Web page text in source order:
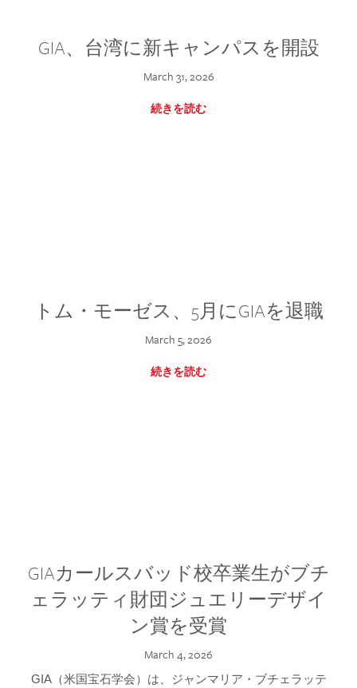
GIA、台湾に新キャンパスを開設
March 31, 2026
続きを読む
トム・モーゼス、5月にGIAを退職
March 5, 2026
続きを読む
GIAカールスバッド校卒業生がブチ
ェラッティ財団ジュエリーデザイ
ン賞を受賞
March 4, 2026
GIA（米国宝石学会）は、ジャンマリア・ブチェラッテ